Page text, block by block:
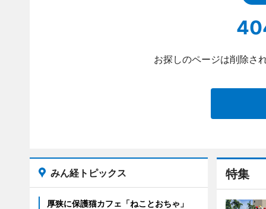
お探しのページは削除さ
特集
みん経トピックス
厚狭に保護猫カフェ「ねことおちゃ」